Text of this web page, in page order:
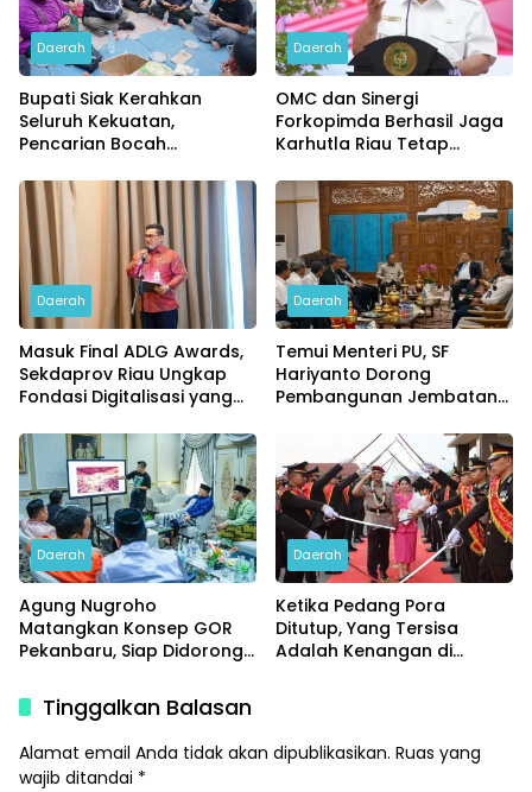
Daerah
Bupati Siak Kerahkan
Seluruh Kekuatan,
Pencarian Bocah
Dimaksimalkan
Daerah
OMC dan Sinergi
Forkopimda Berhasil Jaga
Karhutla Riau Tetap
Daerah
Masuk Final ADLG Awards,
Sekdaprov Riau Ungkap
Fondasi Digitalisasi yang
Pemerintahan
Daerah
Temui Menteri PU, SF
Hariyanto Dorong
Pembangunan Jembatan
Daerah
Agung Nugroho
Matangkan Konsep GOR
Pekanbaru, Siap Didorong
Daerah
Ketika Pedang Pora
Ditutup, Yang Tersisa
Adalah Kenangan di
Tinggalkan Balasan
Alamat email Anda tidak akan dipublikasikan. Ruas yang
wajib ditandai *